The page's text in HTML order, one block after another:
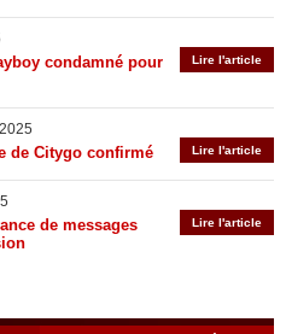
Lire l'article
condamné pour
Lire l'article
de Citygo confirmé
Lire l'article
de messages